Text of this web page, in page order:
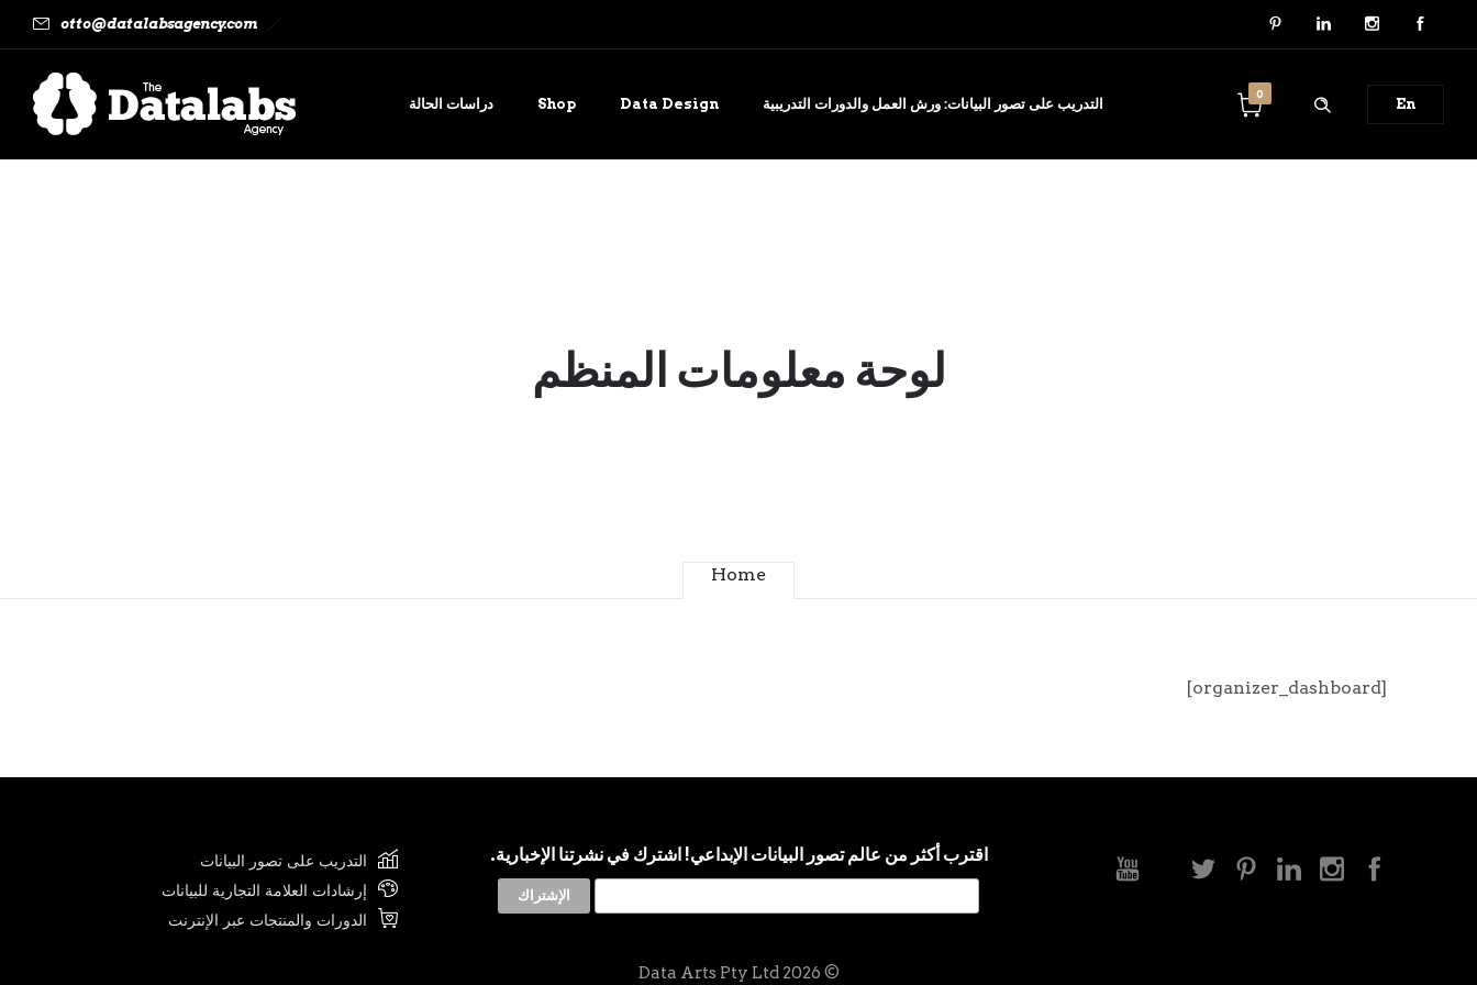
otto@datalabsagency.com
En
0
التدريب على تصور البيانات: ورش العمل والدورات التدريبية Data Design
Shop دراسات الحالة
لوحة معلومات المنظم
Home
[organizer_dashboard]
التدريب على تصور البيانات
إرشادات العلامة التجارية للبيانات
الدورات والمنتجات عبر الإنترنت
اقترب أكثر من عالم تصور البيانات الإبداعي! اشترك في نشرتنا الإخبارية.
© 2026 Data Arts Pty Ltd